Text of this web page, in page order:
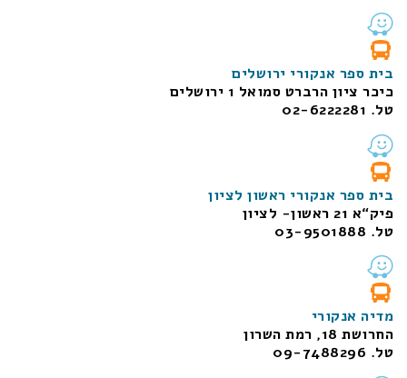
בית ספר אנקורי ירושלים
כיכר ציון הרברט סמואל 1
ירושלים
טל. 02-6222281
בית ספר אנקורי ראשון לציון
פיק“א 21 ראשון- לציון
טל. 03-9501888
מדיה אנקורי
החרושת 18, רמת השרון
טל. 09-7488296